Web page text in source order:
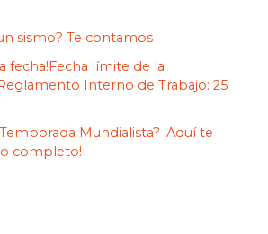
sismo? Te contamos
fecha!Fecha límite de la
Interno de Trabajo: 25
Mundialista? ¡Aquí te
completo!